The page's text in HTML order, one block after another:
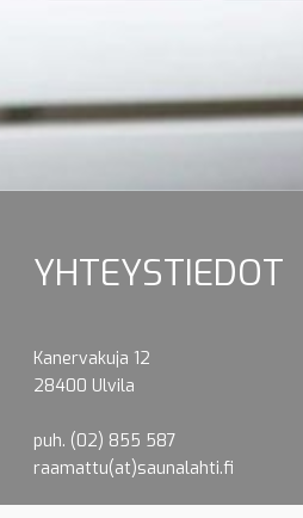
YHTEYSTIEDOT
Kanervakuja 12
28400 Ulvila
puh. (02) 855 587
raamattu(at)saunalahti.fi